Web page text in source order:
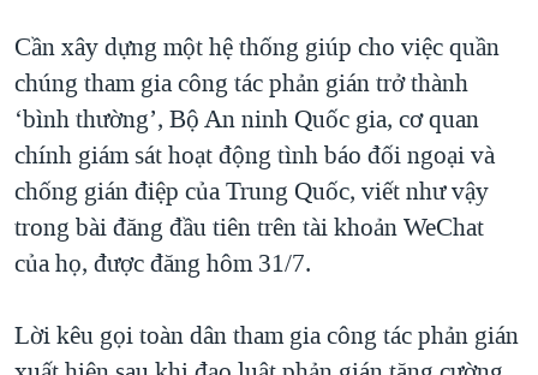
BÊN KIA QUỐC LỘ: TIẾNG VỌNG TỪ NÔNG THÔN MỸ
QUAN HỆ VIỆT MỸ
Cần xây dựng một hệ thống giúp cho việc quần
chúng tham gia công tác phản gián trở thành
‘bình thường’, Bộ An ninh Quốc gia, cơ quan
chính giám sát hoạt động tình báo đối ngoại và
chống gián điệp của Trung Quốc, viết như vậy
trong bài đăng đầu tiên trên tài khoản WeChat
của họ, được đăng hôm 31/7.
Lời kêu gọi toàn dân tham gia công tác phản gián